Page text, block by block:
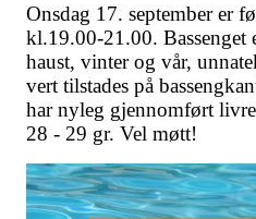
Onsdag 17. september er
kl.19.00-21.00. Bassenget
haust, vinter og vår,
vert tilstades på
har nyleg gjennomført
28 - 29 gr. Vel møtt!